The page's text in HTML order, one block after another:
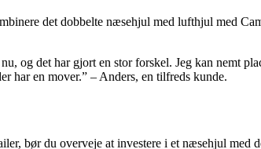
det dobbelte næsehjul med lufthjul med
og det har gjort en stor forskel. Jeg kan nemt
har en mover.” – Anders, en tilfreds kunde.
bør du overveje at investere i et næsehjul